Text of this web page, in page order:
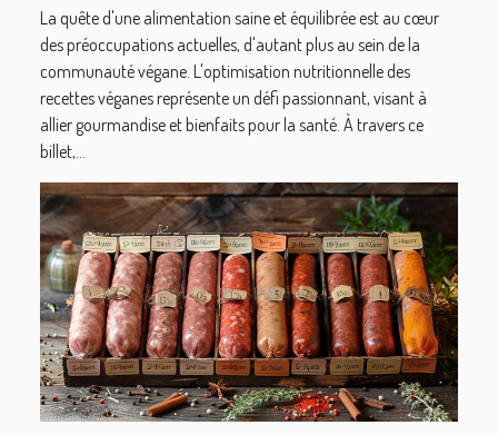
La quête d'une alimentation saine et équilibrée est au cœur
des préoccupations actuelles, d'autant plus au sein de la
communauté végane. L'optimisation nutritionnelle des
recettes véganes représente un défi passionnant, visant à
allier gourmandise et bienfaits pour la santé. À travers ce
billet,...